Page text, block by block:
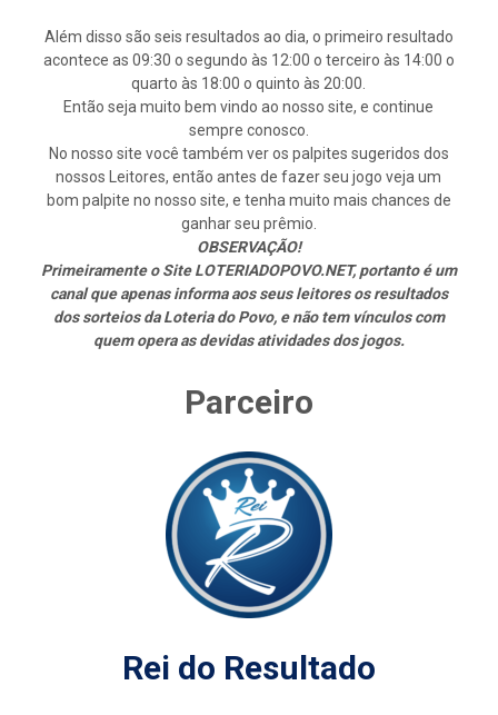
Além disso são seis resultados ao dia, o primeiro resultado
acontece as 09:30 o segundo às 12:00 o terceiro às 14:00 o
quarto às 18:00 o quinto às 20:00.
Então seja muito bem vindo ao nosso site, e continue
sempre conosco.
No nosso site você também ver os palpites sugeridos dos
nossos Leitores, então antes de fazer seu jogo veja um
bom palpite no nosso site, e tenha muito mais chances de
ganhar seu prêmio.
OBSERVAÇÃO!
Primeiramente o Site LOTERIADOPOVO.NET, portanto é um
canal que apenas informa aos seus leitores os resultados
dos sorteios da Loteria do Povo, e não tem vínculos com
quem opera as devidas atividades dos jogos.
Parceiro
Rei do Resultado